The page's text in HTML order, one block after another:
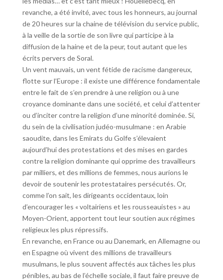
revanche, a été invité, avec tous les honneurs, au journal
de 20 heures sur la chaine de télévision du service public,
à la veille de la sortie de son livre qui participe à la
diffusion de la haine et de la peur, tout autant que les
écrits pervers de Soral.
Un vent mauvais, un vent fétide de racisme dangereux,
flotte sur l’Europe : il existe une différence fondamentale
entre le fait de s’en prendre à une religion ou à une
croyance dominante dans une société, et celui d’attenter
ou d’inciter contre la religion d’une minorité dominée. Si,
du sein de la civilisation judéo-musulmane : en Arabie
saoudite, dans les Emirats du Golfe s’élevaient
aujourd’hui des protestations et des mises en gardes
contre la religion dominante qui opprime des travailleurs
par milliers, et des millions de femmes, nous aurions le
devoir de soutenir les protestataires persécutés. Or,
comme l’on sait, les dirigeants occidentaux, loin
d’encourager les « voltairiens et les rousseauistes » au
Moyen-Orient, apportent tout leur soutien aux régimes
religieux les plus répressifs.
En revanche, en France ou au Danemark, en Allemagne ou
en Espagne où vivent des millions de travailleurs
musulmans, le plus souvent affectés aux tâches les plus
pénibles, au bas de l’échelle sociale, il faut faire preuve de